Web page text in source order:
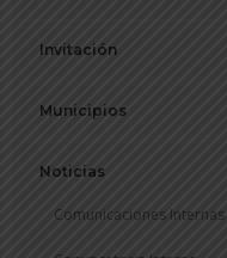
Invitación
Municipios
Noticias
Comunicaciones Internas